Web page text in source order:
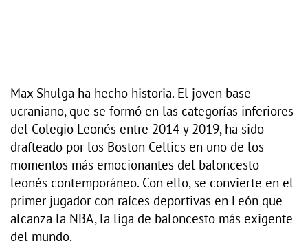
Max Shulga ha hecho historia. El joven base
ucraniano, que se formó en las categorías inferiores
del Colegio Leonés entre 2014 y 2019, ha sido
drafteado por los Boston Celtics en uno de los
momentos más emocionantes del baloncesto
leonés contemporáneo. Con ello, se convierte en el
primer jugador con raíces deportivas en León que
alcanza la NBA, la liga de baloncesto más exigente
del mundo.